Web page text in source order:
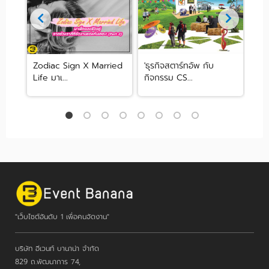
Zodiac Sign X Married
Life มาเ...
'ธุรกิจสตาร์ทอัพ กับ
กิจกรรม CS...
"เว็บไซต์อันดับ 1 เพื่อคนจัดงาน"
บริษัท อีเวนท์ บานาน่า จำกัด
829 ถ.พัฒนาการ 74,